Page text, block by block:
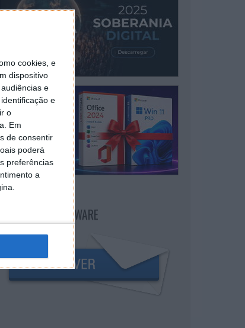
cookies, e
dispositivo
e
e
o
Em
de consentir
poderá
preferências
a
NEWSLETTER PPLWARE